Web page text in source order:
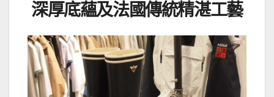
深厚底蘊及法國傳統精湛工藝